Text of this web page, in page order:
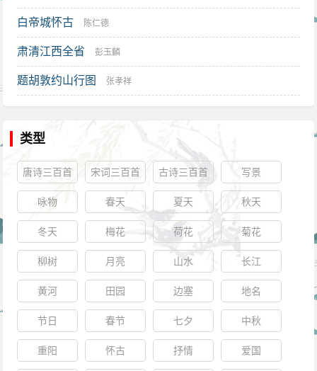
白帝城怀古 陈仁德
肃清江西全省 彭玉麟
题胡敦约山行图 张孝祥
类型
唐诗三百首 宋词三百首 古诗三百首 写景
咏物 春天 夏天 秋天
冬天 梅花 荷花 菊花
柳树 月亮 山水 长江
黄河 田园 边塞 地名
节日 春节 七夕 中秋
重阳 怀古 抒情 爱国